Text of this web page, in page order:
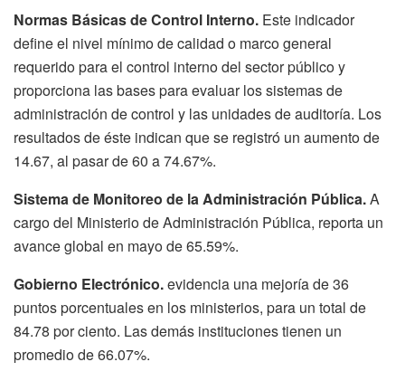
Normas Básicas de Control Interno. Este indicador
define el nivel mínimo de calidad o marco general
requerido para el control interno del sector público y
proporciona las bases para evaluar los sistemas de
administración de control y las unidades de auditoría. Los
resultados de éste indican que se registró un aumento de
14.67, al pasar de 60 a 74.67%.
Sistema de Monitoreo de la Administración Pública.A
cargo del Ministerio de Administración Pública, reporta un
avance global en mayo de 65.59%.
Gobierno Electrónico.evidencia una mejoría de 36
puntos porcentuales en los ministerios, para un total de
84.78 por ciento. Las demás instituciones tienen un
promedio de 66.07%.